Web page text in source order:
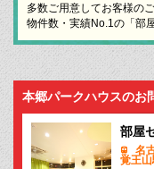
多数ご用意してお客様の
物件数・実績No.1の「部
本郷パークハウスのお
部屋
名
覚王